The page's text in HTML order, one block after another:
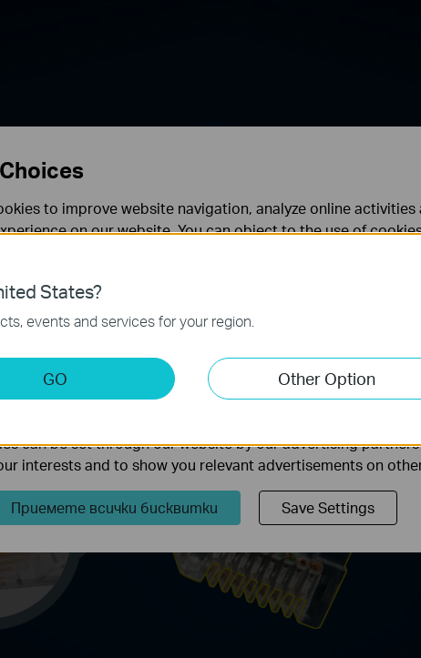
States?
events and services for your region.
GO Other Option
to improve website navigation, analyze online activities
on our website. You can object to the use of
in our
for the website to function and cannot be
Cookies
us to analyze your activities on our website in order to
of our website.
can be set through our website by our advertising
interests and to show you relevant advertisements on
Приемете всички бисквитки Save Settings